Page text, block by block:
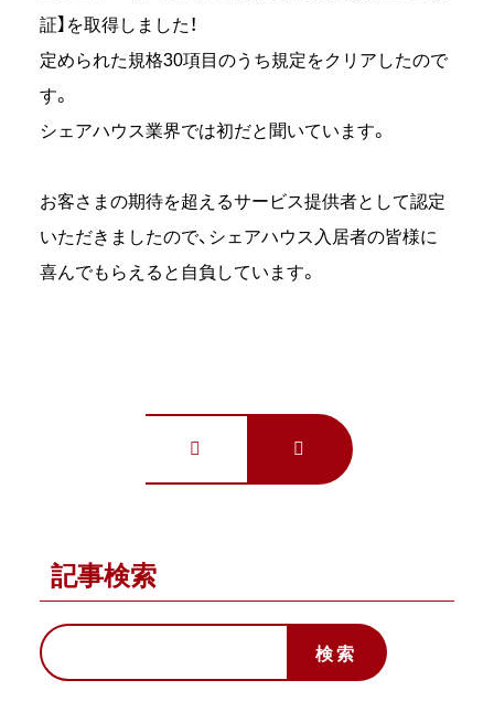
証】を取得しました！
定められた規格30項目のうち規定をクリアしたので
す。
シェアハウス業界では初だと聞いています。
お客さまの期待を超えるサービス提供者として認定
いただきましたので、シェアハウス入居者の皆様に
喜んでもらえると自負しています。
記事検索